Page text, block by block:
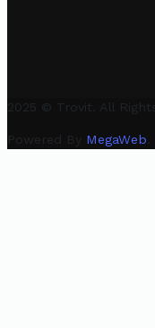
2025 © Trovit. All
Powered By MegaWeb